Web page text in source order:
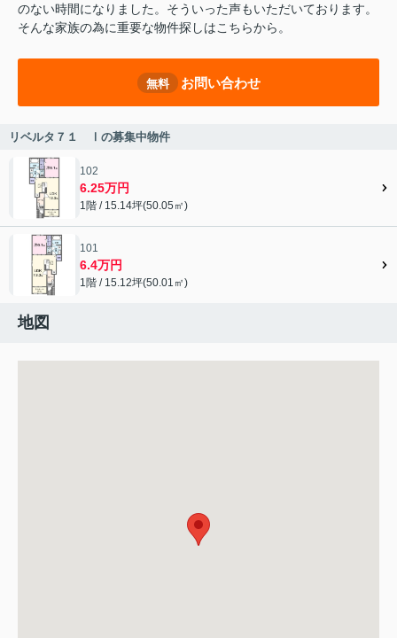
のない時間になりました。そういった声もいただいております。
そんな家族の為に重要な物件探しはこちらから。
無料 お問い合わせ
リベルタ７１ Ⅰの募集中物件
102
6.25万円
1階 / 15.14坪(50.05㎡)
101
6.4万円
1階 / 15.12坪(50.01㎡)
地図